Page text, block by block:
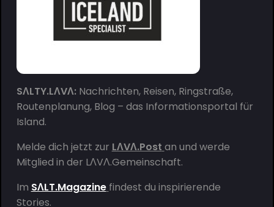
SΛLTY.LΛVΛ:Nachrichten, Reisen, Ringstraße,
Routenplanung, Blog – das Informationsportal für
Island.
Melde dich jetzt zur LΛVΛ.Post an und werde
Mitglied in der LΛVΛ.Gemeinschaft.
Im SΛLT.Magazine findest du inspirierende
Stories.